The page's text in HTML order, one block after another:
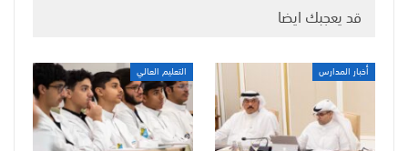
قد يعجبك ايضا
أخبار المدارس التعليم العالي